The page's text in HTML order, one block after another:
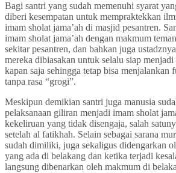
Bagi santri yang sudah memenuhi syarat
diberi kesempatan untuk mempraktekkan
imam sholat jama’ah di masjid pesantren.
imam sholat jama’ah dengan makmum
sekitar pesantren, dan bahkan juga
mereka dibiasakan untuk selalu siap
kapan saja sehingga tetap bisa menjalankan
tanpa rasa “grogi”.
Meskipun demikian santri juga manusia
pelaksanaan giliran menjadi imam sholat
kekeliruan yang tidak disengaja, salah
setelah al fatikhah. Selain sebagai sarana
sudah dimiliki, juga sekaligus didengarkan
yang ada di belakang dan ketika terjadi
langsung dibenarkan oleh makmum di